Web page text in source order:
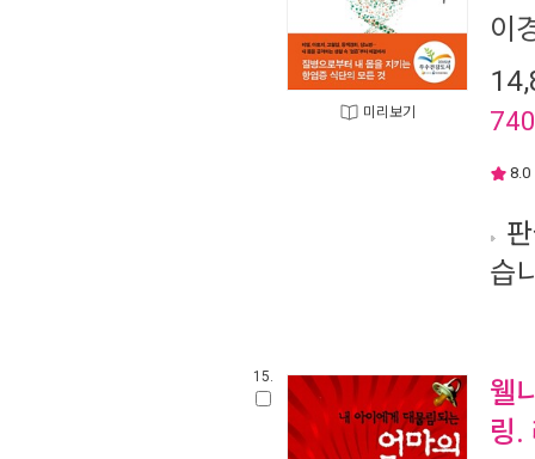
미리보기
이
740
8.0
습
15.
웰
링.